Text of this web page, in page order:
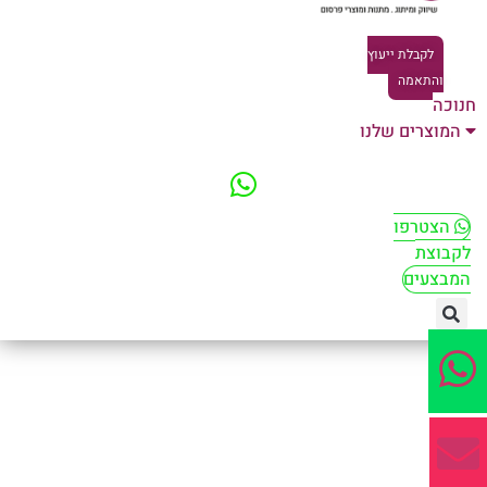
לקבלת ייעוץ
והתאמה
המוצרים שלנו
הצטרפו